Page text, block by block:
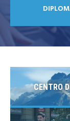
CENTRO